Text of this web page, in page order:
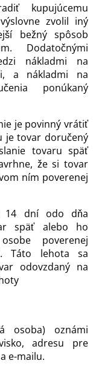
kupujúcemu
zvolil iný
bežný spôsob
Dodatočnými
nákladmi na
a nákladmi na
ponúkaný
je povinný vrátiť
je tovar doručený
tovaru späť
že si tovar
ním poverenej
14 dní odo dňa
späť alebo ho
poverenej
Táto lehota sa
odovzdaný na
osoba) oznámi
adresu pre
e-mailu.